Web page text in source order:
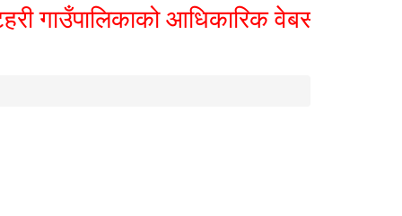
गाउँपालिकाको आधिकारिक वेबसाईटमा